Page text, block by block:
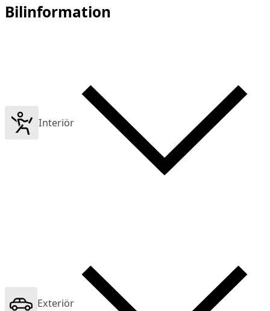
Bilinformation
Interiör
Exteriör